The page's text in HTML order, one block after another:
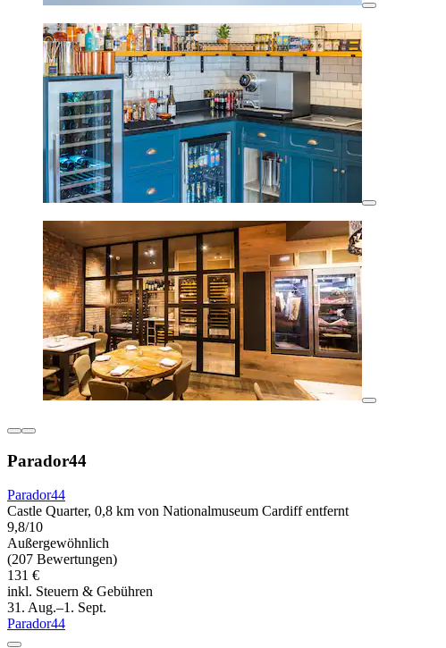
Parador44
Parador44
Castle Quarter, 0,8 km von Nationalmuseum Cardiff entfernt
9,8/10
Außergewöhnlich
(207 Bewertungen)
131 €
inkl. Steuern & Gebühren
31. Aug.–1. Sept.
Parador44